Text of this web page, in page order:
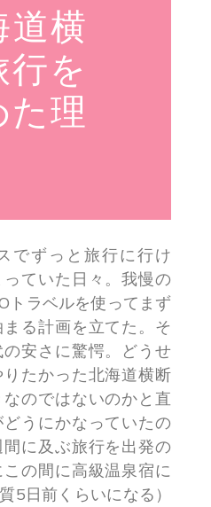
道横
を
た理
でずっと旅行に行け
ていた日々。我慢の
トラベルを使ってまず
る計画を立てた。そ
安さに驚愕。どうせ
たかった北海道横断
のではないのかと直
うにかなっていたの
に及ぶ旅行を出発の
の間に高級温泉宿に
5日前くらいになる）